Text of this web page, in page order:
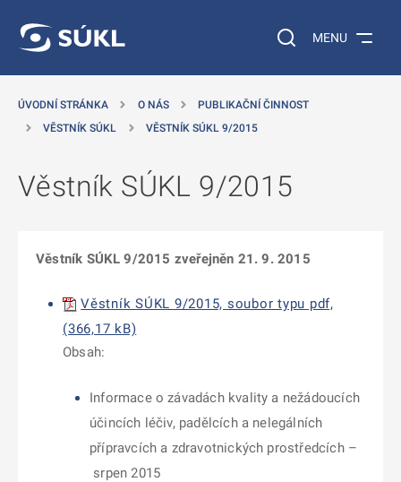
Vyhledávání na
MENU
ÚVODNÍ STRÁNKA O NÁS
PUBLIKAČNÍ ČINNOST
VĚSTNÍK SÚKL
VĚSTNÍK SÚKL 9/2015
Věstník SÚKL 9/2015
Věstník SÚKL 9/2015 zveřejněn 21. 9. 2015
Věstník SÚKL 9/2015, soubor typu pdf,
(366,17 kB)
Obsah:
Informace o závadách kvality a nežádoucích
účincích léčiv, padělcích a nelegálních
přípravcích a zdravotnických prostředcích –
srpen 2015